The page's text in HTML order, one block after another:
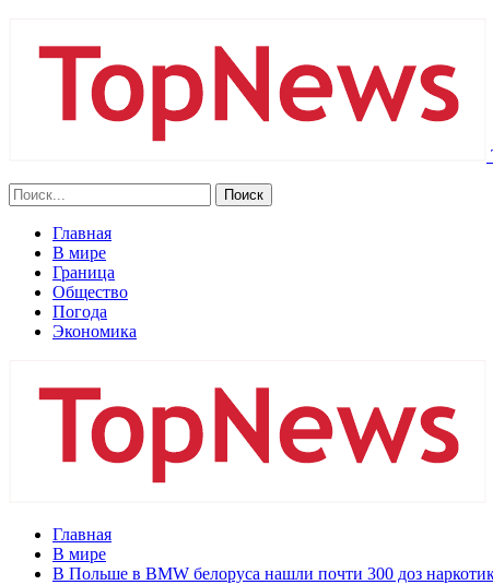
Главная
В мире
Граница
Общество
Погода
Экономика
Главная
В мире
В Польше в BMW белоруса нашли почти 300 доз